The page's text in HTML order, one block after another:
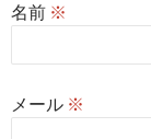
名前 ※
メール ※